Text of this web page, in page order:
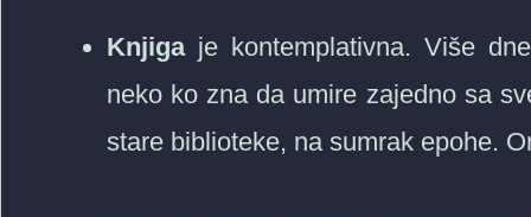
Knjigaje kontemplativna. Više
neko ko zna da umire zajedno sa
stare biblioteke, na sumrak epohe.